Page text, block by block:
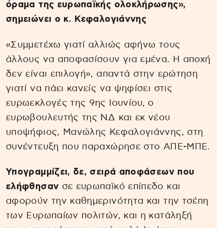
όραμα της ευρωπαϊκής ολοκλήρωσης»,
σημειώνει ο κ. Κεφαλογιάννης
«Συμμετέχω γιατί αλλιώς αφήνω τους
άλλους να αποφασίσουν για εμένα. Η αποχή
δεν είναι επιλογή», απαντά στην ερώτηση
γιατί να πάει κανείς να ψηφίσει στις
ευρωεκλογές της 9ης Ιουνίου, ο
ευρωβουλευτής της ΝΔ και εκ νέου
υποψήφιος, Μανώλης Κεφαλογιάννης, στη
συνέντευξη που παραχώρησε στο ΑΠΕ-ΜΠΕ.
Υπογραμμίζει, δε, σειρά αποφάσεων που
ελήφθησαν σε ευρωπαϊκό επίπεδο και
αφορούν την καθημερινότητα και την τσέπη
των Ευρωπαίων πολιτών, και η κατάληξή